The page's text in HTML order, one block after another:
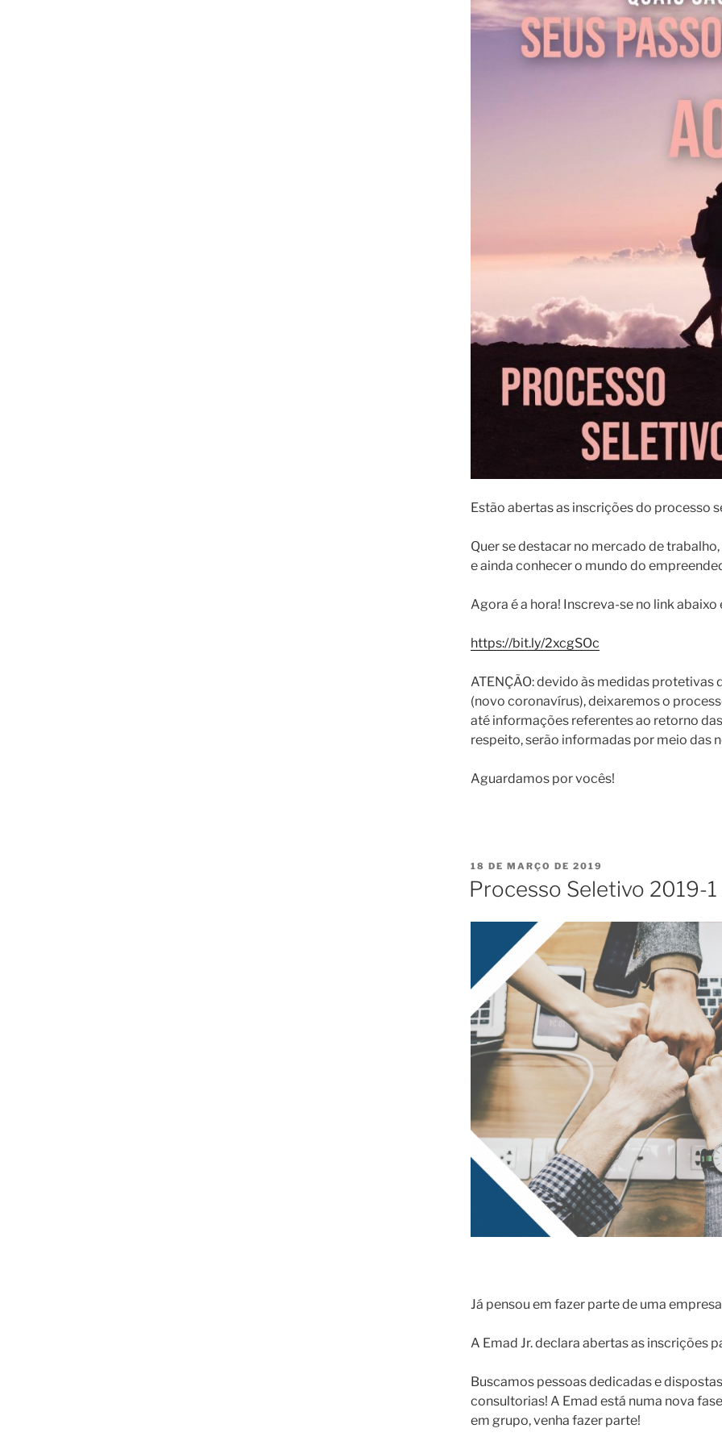
Estão abertas as inscrições do processo
Quer se destacar no mercado de
e ainda conhecer o mundo do
Agora é a hora! Inscreva-se no link
https://bit.ly/2xcgSOc
ATENÇÃO: devido às medidas protetivas
(novo coronavírus), deixaremos o
até informações referentes ao retorno
respeito, serão informadas por meio das
Aguardamos por vocês!
PUBLICADO
EM
18 DE MARÇO DE 2019
Processo Seletivo 2019-1
Já pensou em fazer parte de uma
A Emad Jr. declara abertas as inscrições
Buscamos pessoas dedicadas e
consultorias! A Emad está numa nova
em grupo, venha fazer parte!